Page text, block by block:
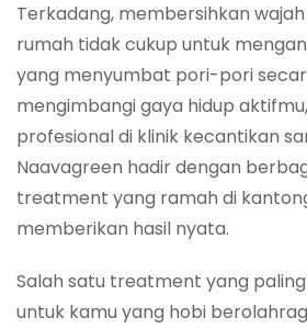
Terkadang, membersihkan
rumah tidak cukup untuk
yang menyumbat pori-pori
mengimbangi gaya hidup
profesional di klinik kecantikan
Naavagreen hadir dengan
treatment yang ramah di
memberikan hasil nyata.
Salah satu treatment yang
untuk kamu yang hobi